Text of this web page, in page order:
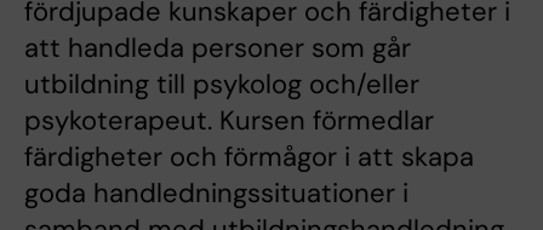
fördjupade kunskaper och färdigheter i
att handleda personer som går
utbildning till psykolog och/eller
psykoterapeut. Kursen förmedlar
färdigheter och förmågor i att skapa
goda handledningssituationer i